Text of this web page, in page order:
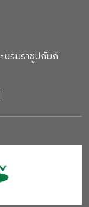
บรมราชูปถัมภ์